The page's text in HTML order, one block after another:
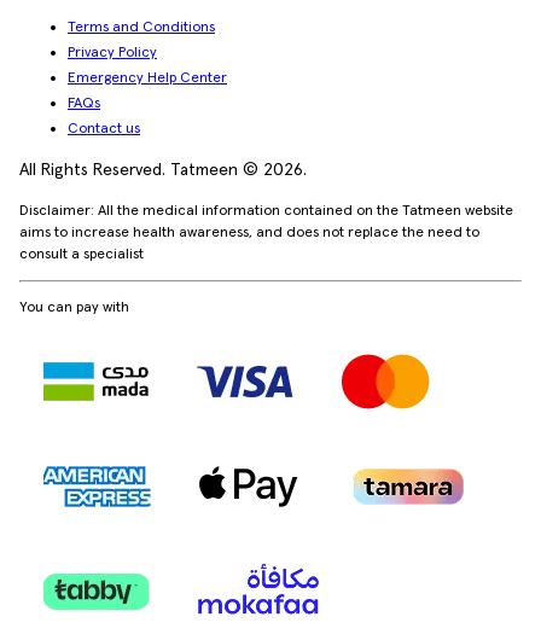
Terms and Conditions
Privacy Policy
Emergency Help Center
FAQs
Contact us
All Rights Reserved. Tatmeen © 2026.
Disclaimer: All the medical information contained on the Tatmeen website
aims to increase health awareness, and does not replace the need to
consult a specialist
You can pay with